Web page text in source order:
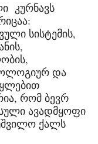
კურნავს
სისტემის,
და
რომ ბევრ
ავადმყოფი
ქალს